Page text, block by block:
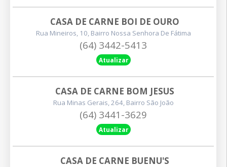
CASA DE CARNE BOI DE OURO
Rua Mineiros, 10, Bairro Nossa Senhora De Fátima
(64) 3442-5413
Atualizar
CASA DE CARNE BOM JESUS
Rua Minas Gerais, 264, Bairro São João
(64) 3441-3629
Atualizar
CASA DE CARNE BUENU'S